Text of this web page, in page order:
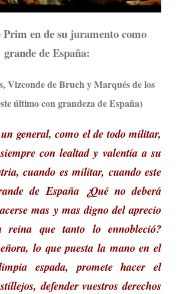
Prim en de su juramento como
grande de España:
Vizconde de Bruch y Marqués de los
último con grandeza de España)
general, como el de todo militar,
con lealtad y valentía a su
cuando es militar, cuando este
de España ¿Qué no deberá
mas y mas digno del aprecio
reina que tanto lo ennobleció?
lo que puesta la mano en el
espada, promete hacer el
defender vuestros derechos